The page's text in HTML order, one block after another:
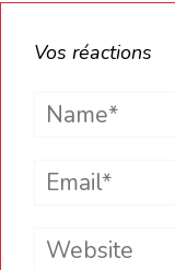
Vos réactions
Name*
Email*
Website